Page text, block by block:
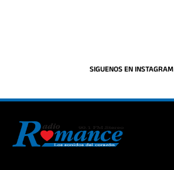
SIGUENOS EN INSTAGRAM